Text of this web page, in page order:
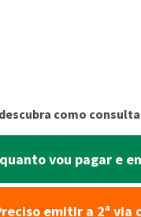
como
vou pagar e
emitir a 2ª via